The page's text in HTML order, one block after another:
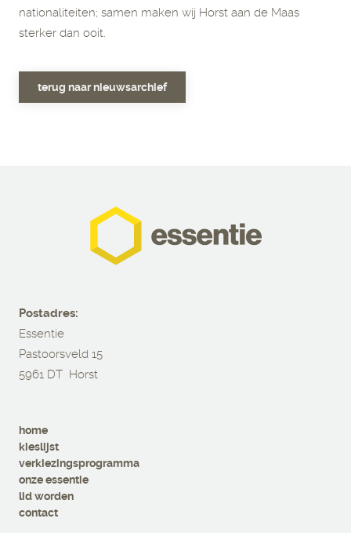
nationaliteiten; samen maken wij Horst aan de Maas
sterker dan ooit.
terug naar nieuwsarchief
Postadres:
Essentie
Pastoorsveld 15
5961 DT Horst
home
kieslijst
verkiezingsprogramma
onze essentie
lid worden
contact